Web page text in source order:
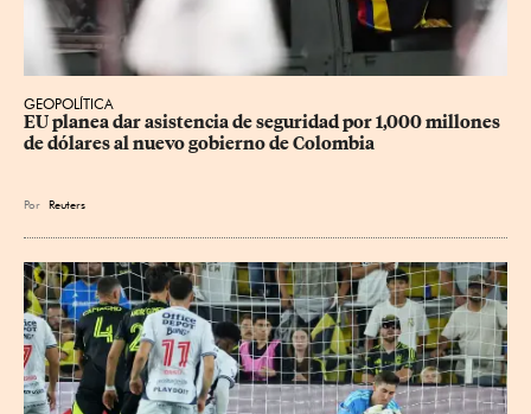
GEOPOLÍTICA
EU planea dar asistencia de seguridad por 1,000 millones
de dólares al nuevo gobierno de Colombia
Por Reuters